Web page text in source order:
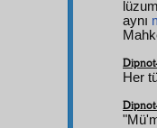
aynı
Her